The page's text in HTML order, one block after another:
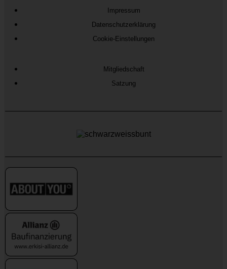
Impressum
Datenschutzerklärung
Cookie-Einstellungen
Mitgliedschaft
Satzung